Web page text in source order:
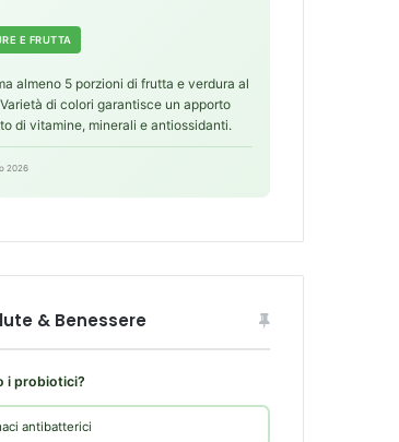
E FRUTTA
almeno 5 porzioni di frutta e verdura al
di colori garantisce un apporto
di vitamine, minerali e antiossidanti.
2026
& Benessere
i probiotici?
antibatterici